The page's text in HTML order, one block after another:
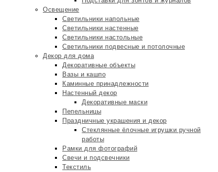
Освещение
Светильники напольные
Светильники настенные
Светильники настольные
Светильники подвесные и потолочные
Декор для дома
Декоративные объекты
Вазы и кашпо
Каминные принадлежности
Настенный декор
Декоративные маски
Пепельницы
Праздничные украшения и декор
Стеклянные ёлочные игрушки ручной
работы
Рамки для фотографий
Свечи и подсвечники
Текстиль